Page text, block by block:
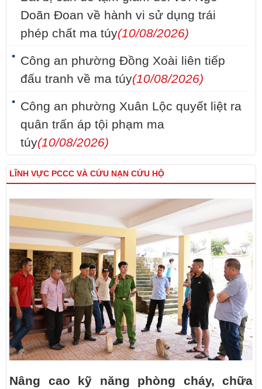
Doãn Đoan về hành vi sử dụng trái
phép chất ma túy(10/08/2026)
Công an phường Đồng Xoài liên tiếp
đấu tranh về ma túy(10/08/2026)
Công an phường Xuân Lộc quyết liệt ra
quân trấn áp tội phạm ma
túy(10/08/2026)
LĨNH VỰC PCCC VÀ CỨU NẠN CỨU HỘ
Nâng cao kỹ năng phòng cháy, chữa